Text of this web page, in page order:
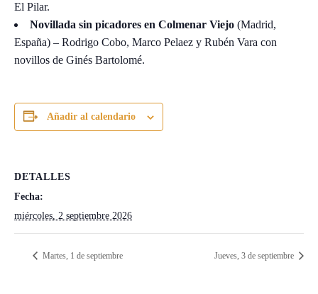
El Pilar.
Novillada sin picadores en Colmenar Viejo (Madrid,
España) – Rodrigo Cobo, Marco Pelaez y Rubén Vara con
novillos de Ginés Bartolomé.
Añadir al calendario
DETALLES
Fecha:
miércoles, 2 septiembre 2026
Martes, 1 de septiembre Jueves, 3 de septiembre